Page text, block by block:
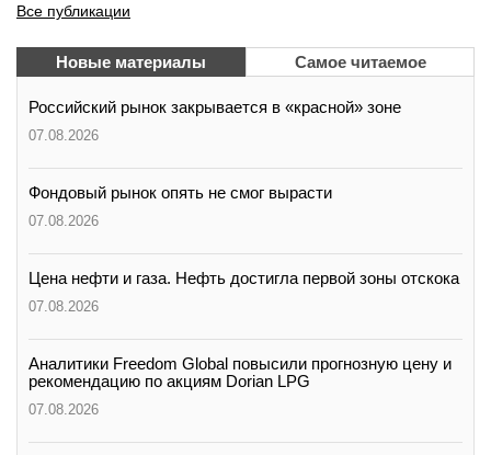
Все публикации
Новые материалы Самое читаемое
Российский рынок закрывается в «красной» зоне
07.08.2026
Фондовый рынок опять не смог вырасти
07.08.2026
Цена нефти и газа. Нефть достигла первой зоны отскока
07.08.2026
Аналитики Freedom Global повысили прогнозную цену и
рекомендацию по акциям Dorian LPG
07.08.2026